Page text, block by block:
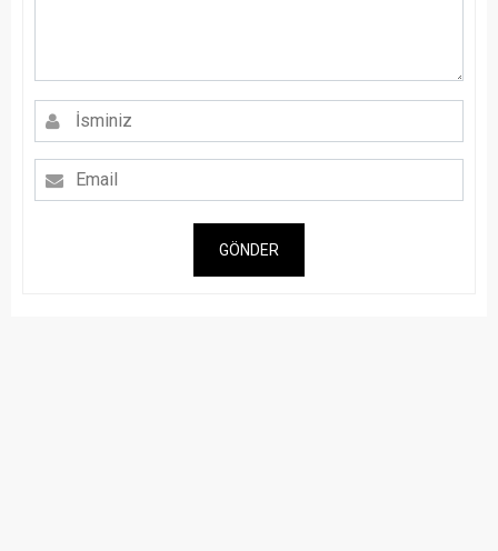
GÖNDER